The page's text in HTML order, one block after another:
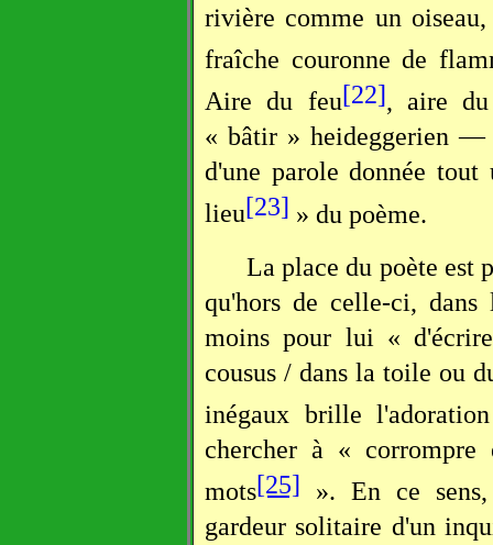
rivière comme un
fraîche couronne de
Aire du feu[22], aire
« bâtir » heideggerien
d'une parole donnée
lieu[23] » du poème.
La place du poète est
qu'hors de celle-ci, dans
moins pour lui «
cousus / dans la toile ou
inégaux brille
chercher à « corrompre
mots[25] ». En ce
gardeur solitaire d'un